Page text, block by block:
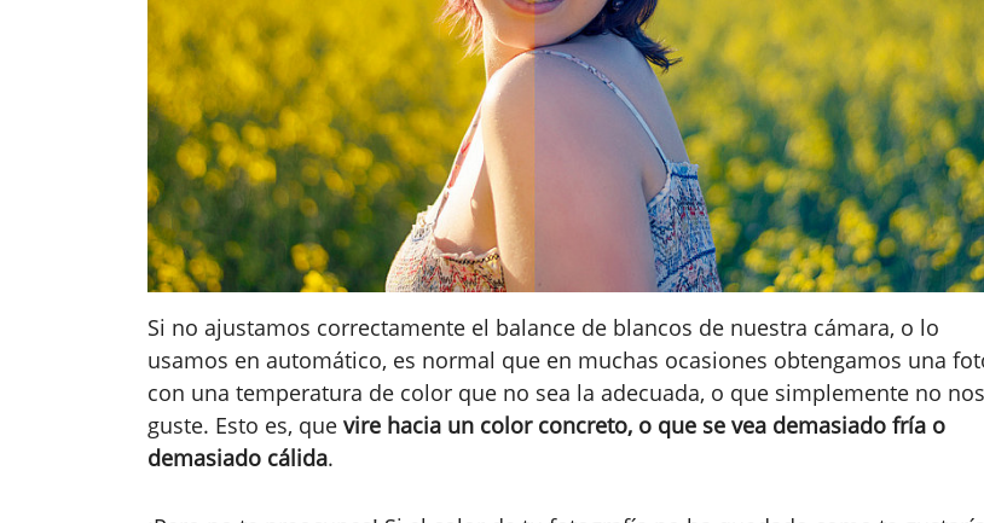
Si no ajustamos correctamente el balance de blancos de nuestra cámara, o lo
usamos en automático, es normal que en muchas ocasiones obtengamos una
con una temperatura de color que no sea la adecuada, o que simplemente no nos
guste. Esto es, que vire hacia un color concreto, o que se vea demasiado fría o
demasiado cálida.